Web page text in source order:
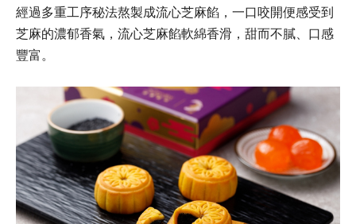
經過多重工序秘法熬製成流心芝麻餡，一口咬開便感受到
芝麻的濃郁香氣，流心芝麻餡軟綿香滑，甜而不膩、口感
豐富。